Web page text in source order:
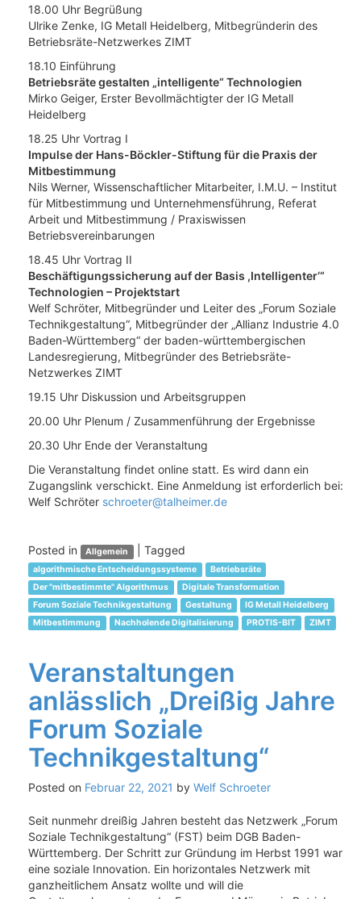
18.00 Uhr Begrüßung
Ulrike Zenke, IG Metall Heidelberg, Mitbegründerin des
Betriebsräte-Netzwerkes ZIMT
18.10 Einführung
Betriebsräte gestalten „intelligente“ Technologien
Mirko Geiger, Erster Bevollmächtigter der IG Metall
Heidelberg
18.25 Uhr Vortrag I
Impulse der Hans-Böckler-Stiftung für die Praxis der
Mitbestimmung
Nils Werner, Wissenschaftlicher Mitarbeiter, I.M.U. – Institut
für Mitbestimmung und Unternehmensführung, Referat
Arbeit und Mitbestimmung / Praxiswissen
Betriebsvereinbarungen
18.45 Uhr Vortrag II
Beschäftigungssicherung auf der Basis ,Intelligenter‘“
Technologien – Projektstart
Welf Schröter, Mitbegründer und Leiter des „Forum Soziale
Technikgestaltung“, Mitbegründer der „Allianz Industrie 4.0
Baden-Württemberg“ der baden-württembergischen
Landesregierung, Mitbegründer des Betriebsräte-
Netzwerkes ZIMT
19.15 Uhr Diskussion und Arbeitsgruppen
20.00 Uhr Plenum / Zusammenführung der Ergebnisse
20.30 Uhr Ende der Veranstaltung
Die Veranstaltung findet online statt. Es wird dann ein
Zugangslink verschickt. Eine Anmeldung ist erforderlich bei:
Welf Schröter schroeter@talheimer.de
Posted in Allgemein Tagged
algorithmische Entscheidungssysteme
Betriebsräte
Der "mitbestimmte" Algorithmus
Digitale Transformation
Forum Soziale Technikgestaltung
Gestaltung
IG Metall Heidelberg
Mitbestimmung
Nachholende Digitalisierung PROTIS-BIT ZIMT
Veranstaltungen
anlässlich „Dreißig Jahre
Forum Soziale
Technikgestaltung“
Posted on Februar 22, 2021 by Welf Schroeter
Seit nunmehr dreißig Jahren besteht das Netzwerk „Forum
Soziale Technikgestaltung“ (FST) beim DGB Baden-
Württemberg. Der Schritt zur Gründung im Herbst 1991 war
eine soziale Innovation. Ein horizontales Netzwerk mit
ganzheitlichem Ansatz wollte und will die